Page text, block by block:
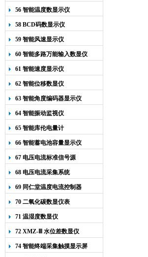
56 智能温度数显示仪
58 BCD码数显示仪
59 智能风速显示仪
60 智能多路万能输入数显仪
61 智能速度显示仪
62 智能位移数显仪
63 智能角度编码器显示仪
64 智能振动监视仪
65 智能库伦电量计
66 智能蓄电池容量显示仪
67 电压电流标准信号源
68 电压电流采集系统
69 同仁堂温度电流控制器
70 二氧化碳数显仪表
71 温湿度数显仪
72 XMZ-Ⅲ 水位差数显仪
74 智能终端采集触摸显示屏